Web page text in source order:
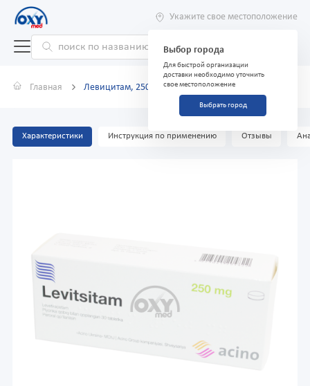
Укажите свое местоположение
Выбор города
Для быстрой организации
доставки необходимо уточнить
свое местоположение
Выбрать город
Главная Левицитам, 250 мг, таблетки №30
Характеристики Инструкция по применению Отзывы